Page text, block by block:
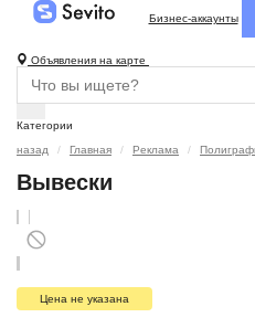
Бизнес-аккаунты
Объявления на карте
Категории
назад
Главная Реклама
Вывески
Цена не указана